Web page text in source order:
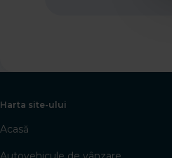
Harta site-ului
Acasă